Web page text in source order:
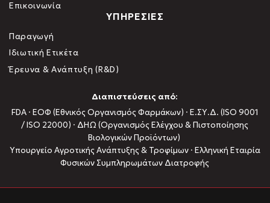
Επικοινωνία
ΥΠΗΡΕΣΙΕΣ
Παραγωγή
Ιδιωτική Ετικέτα
Έρευνα & Ανάπτυξη (R&D)
Διαπιστεύσεις από:
FDA · ΕΟΦ (Εθνικός Οργανισμός Φαρμάκων) · Ε.ΣΥ.Δ. (ISO 9001
/ ISO 22000) · ΔΗΩ (Οργανισμός Ελέγχου & Πιστοποίησης
Βιολογικών Προϊόντων)
Υπουργείο Αγροτικής Ανάπτυξης & Τροφίμων · Ελληνική Εταιρία
Φυσικών Συμπληρωμάτων Διατροφής